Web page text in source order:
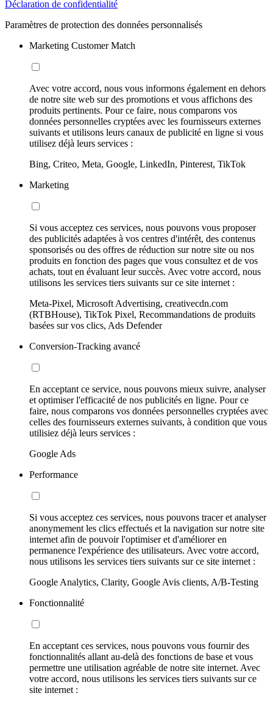
Déclaration de confidentialité
Paramètres de protection des données personnalisés
Marketing Customer Match
Avec votre accord, nous vous informons également en dehors
de notre site web sur des promotions et vous affichons des
produits pertinents. Pour ce faire, nous comparons vos
données personnelles cryptées avec les fournisseurs externes
suivants et utilisons leurs canaux de publicité en ligne si vous
utilisez déjà leurs services :
Bing, Criteo, Meta, Google, LinkedIn, Pinterest, TikTok
Marketing
Si vous acceptez ces services, nous pouvons vous proposer
des publicités adaptées à vos centres d'intérêt, des contenus
sponsorisés ou des offres de réduction sur notre site ou nos
produits en fonction des pages que vous consultez et de vos
achats, tout en évaluant leur succès. Avec votre accord, nous
utilisons les services tiers suivants sur ce site internet :
Meta-Pixel, Microsoft Advertising, creativecdn.com
(RTBHouse), TikTok Pixel, Recommandations de produits
basées sur vos clics, Ads Defender
Conversion-Tracking avancé
En acceptant ce service, nous pouvons mieux suivre, analyser
et optimiser l'efficacité de nos publicités en ligne. Pour ce
faire, nous comparons vos données personnelles cryptées avec
celles des fournisseurs externes suivants, à condition que vous
utilisiez déjà leurs services :
Google Ads
Performance
Si vous acceptez ces services, nous pouvons tracer et analyser
anonymement les clics effectués et la navigation sur notre site
internet afin de pouvoir l'optimiser et d'améliorer en
permanence l'expérience des utilisateurs. Avec votre accord,
nous utilisons les services tiers suivants sur ce site internet :
Google Analytics, Clarity, Google Avis clients, A/B-Testing
Fonctionnalité
En acceptant ces services, nous pouvons vous fournir des
fonctionnalités allant au-delà des fonctions de base et vous
permettre une utilisation agréable de notre site internet. Avec
votre accord, nous utilisons les services tiers suivants sur ce
site internet :